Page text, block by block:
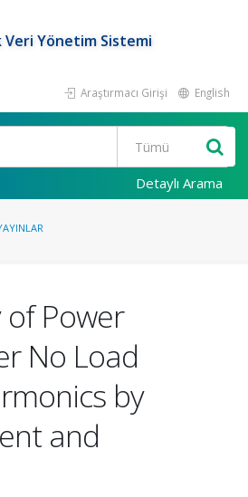
Veri Yönetim Sistemi
Araştırmacı Girişi English
Detaylı Arama
of Power
No Load
by
and